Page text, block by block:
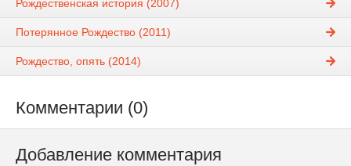
Рождественская история (2007)
Потерянное Рождество (2011)
Рождество, опять (2014)
Комментарии (0)
Добавление комментария